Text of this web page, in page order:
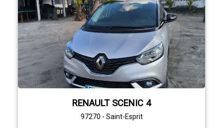
RENAULT SCENIC 4
97270 - Saint-Esprit